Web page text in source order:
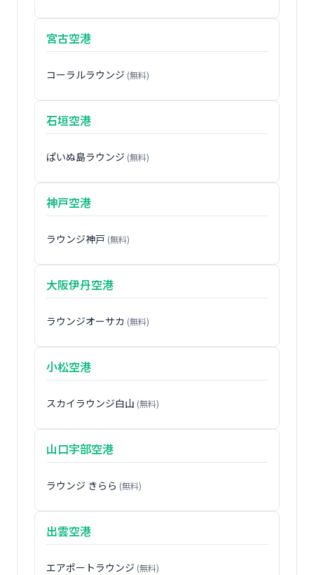
宮古空港
コーラルラウンジ (無料)
石垣空港
ぱいぬ島ラウンジ (無料)
神戸空港
ラウンジ神戸 (無料)
大阪伊丹空港
ラウンジオーサカ (無料)
小松空港
スカイラウンジ白山 (無料)
山口宇部空港
ラウンジ きらら (無料)
出雲空港
エアポートラウンジ (無料)